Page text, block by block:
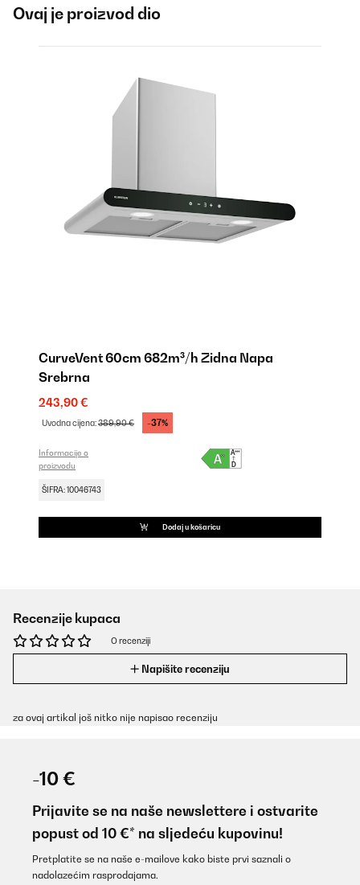
Ovaj je proizvod dio
CurveVent 60cm 682m³/h Zidna Napa
Srebrna
243,90 €
Uvodna cijena:389,90 € -37%
Informacije o
proizvodu
ŠIFRA: 10046743
Dodaj u košaricu
Recenzije kupaca
O recenziji
Napišite recenziju
za ovaj artikal još nitko nije napisao recenziju
-10 €
Prijavite se na naše newslettere i ostvarite
popust od 10 €* na sljedeću kupovinu!
Pretplatite se na naše e-mailove kako biste prvi saznali o
nadolazećim rasprodajama.